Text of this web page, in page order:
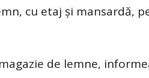
cu etaj și mansardă,
de lemne,